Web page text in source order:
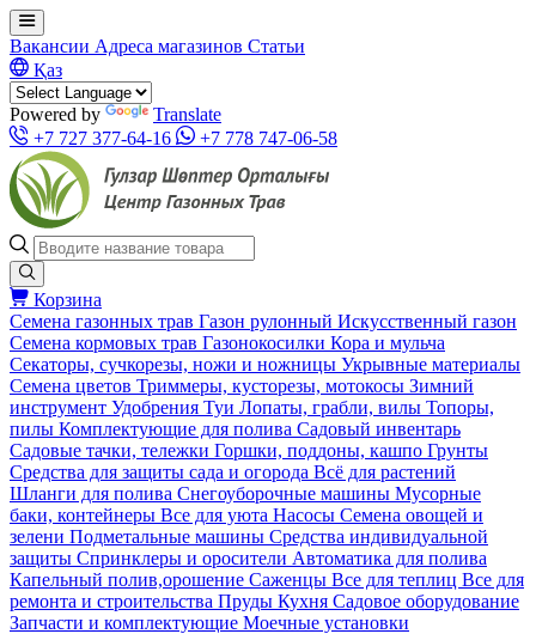
Вакансии Адреса магазинов Статьи
Қаз
Powered by
Translate
+7 727 377-64-16
+7 778 747-06-58
Корзина
Семена газонных трав Газон рулонный Искусственный газон
Семена кормовых трав Газонокосилки Кора и мульча
Секаторы, сучкорезы, ножи и ножницы Укрывные материалы
Семена цветов Триммеры, кусторезы, мотокосы Зимний
инструмент Удобрения Туи Лопаты, грабли, вилы Топоры,
пилы Комплектующие для полива Садовый инвентарь
Садовые тачки, тележки Горшки, поддоны, кашпо Грунты
Средства для защиты сада и огорода Всё для растений
Шланги для полива Снегоуборочные машины Мусорные
баки, контейнеры Все для уюта Насосы Семена овощей и
зелени Подметальные машины Средства индивидуальной
защиты Спринклеры и оросители Автоматика для полива
Капельный полив,орошение Саженцы Все для теплиц Все для
ремонта и строительства Пруды Кухня Садовое оборудование
Запчасти и комплектующие Моечные установки